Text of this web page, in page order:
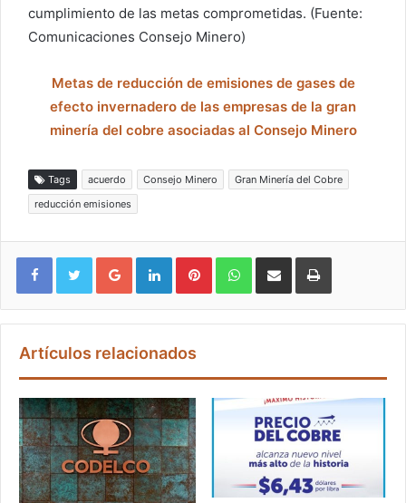
cumplimiento de las metas comprometidas. (Fuente:
Comunicaciones Consejo Minero)
Metas de reducción de emisiones de gases de
efecto invernadero de las empresas de la gran
minería del cobre asociadas al Consejo Minero
Tags acuerdo Consejo Minero
Gran Minería del Cobre
reducción emisiones
Google+ LinkedIn Pinterest WhatsApp
Artículos relacionados